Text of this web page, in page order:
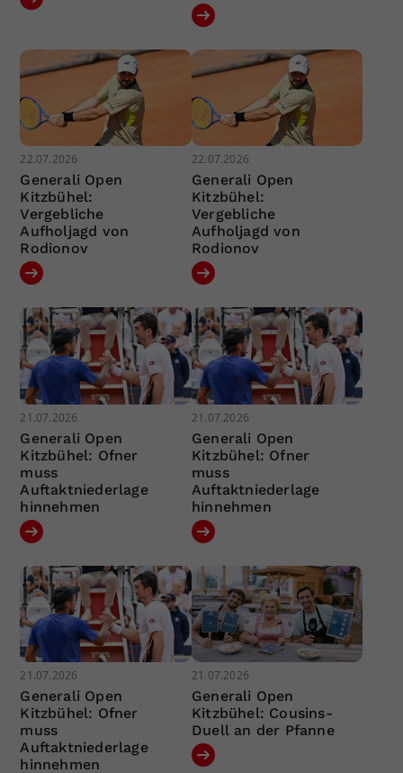
22.07.2026
Generali Open
Kitzbühel:
Vergebliche
Aufholjagd von
Rodionov
22.07.2026
Generali Open
Kitzbühel:
Vergebliche
Aufholjagd von
Rodionov
21.07.2026
Generali Open
Kitzbühel: Ofner
muss
Auftaktniederlage
hinnehmen
21.07.2026
Generali Open
Kitzbühel: Ofner
muss
Auftaktniederlage
hinnehmen
21.07.2026
Generali Open
Kitzbühel: Ofner
muss
Auftaktniederlage
hinnehmen
21.07.2026
Generali Open
Kitzbühel: Cousins-
Duell an der Pfanne